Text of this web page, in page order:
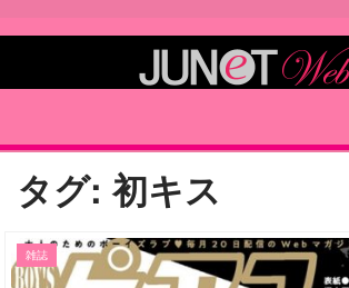
タグ:初キス
雑誌